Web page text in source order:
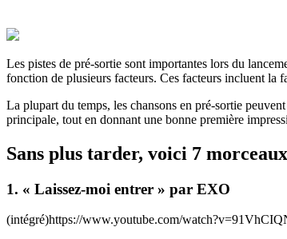
Les pistes de pré-sortie sont importantes lors du
fonction de plusieurs facteurs. Ces facteurs incluent la
La plupart du temps, les chansons en pré-sortie
principale, tout en donnant une bonne première
Sans plus tarder, voici 7
1. « Laissez-moi entrer » par EXO
(intégré)https://www.youtube.com/